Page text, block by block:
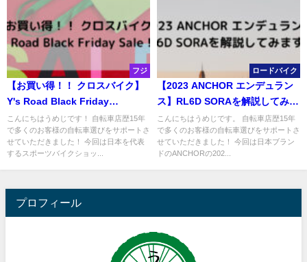
フジ
【お買い得！！ クロスバイク】
Y's Road Black Friday
Sale！！
こんにちはうめじです！ 自転車店歴15年
で多くのお客様の自転車選びをサポートさ
せていただきました！ 今回は日本を代表
するスポーツバイクショッ...
ロードバイク
【2023 ANCHOR エンデュラン
ス】RL6D SORAを解説してみま
す☆
こんにちはうめじです。 自転車店歴15年
で多くのお客様の自転車選びをサポートさ
せていただきました！ 今回は日本ブラン
ドのANCHORの202...
プロフィール